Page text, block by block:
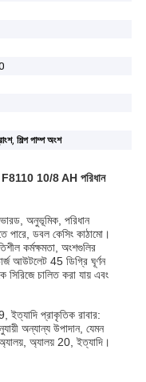
,শিল্প পাম্প অংশ
F8110 10/8 AH পরিধান
অনুভূমিক, পরিধান
পারে, ডবল কেসিং কাঠামো।
কর্মক্ষমতা, অংশগুলির
আউটলেট 45 ডিগ্রি ঘূর্ণন
সিরিজে চালিত করা যায় এবং
প্রাকৃতিক রাবার:
অন্যান্য উপাদান, যেমন
অ্যালয়, অ্যালয় 20, ইত্যাদি।